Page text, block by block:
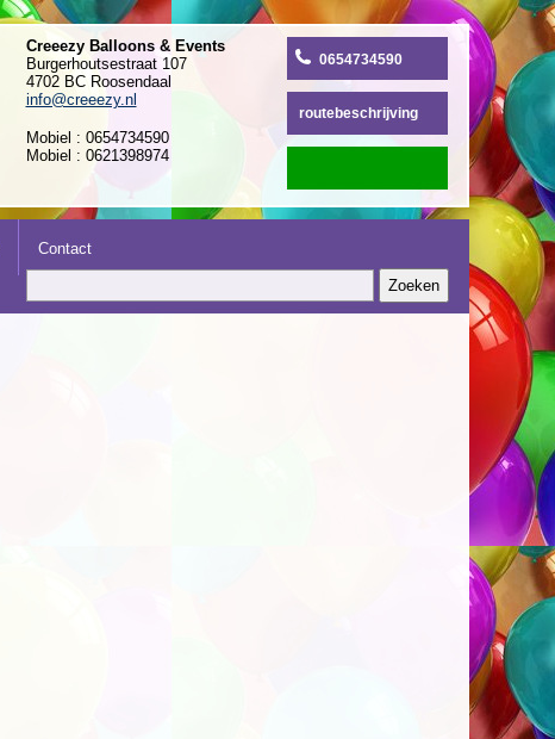
Creeezy Balloons & Events
Burgerhoutsestraat 107
4702 BC Roosendaal
info@creeezy.nl
Mobiel : 0654734590
Mobiel : 0621398974
0654734590
routebeschrijving
Contact